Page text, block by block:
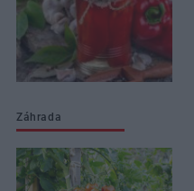
Záhrada